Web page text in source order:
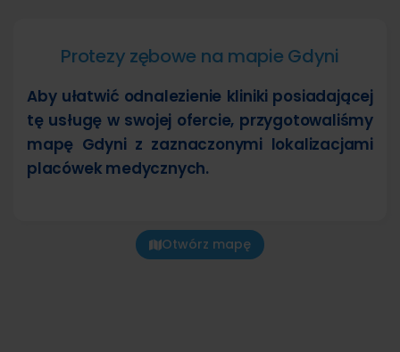
Protezy zębowe na mapie Gdyni
Aby ułatwić odnalezienie kliniki posiadającej
tę usługę w swojej ofercie, przygotowaliśmy
mapę Gdyni z zaznaczonymi lokalizacjami
placówek medycznych.
Otwórz mapę